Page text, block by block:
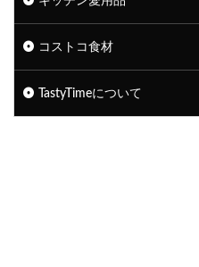
コストコ食材
TastyTimeについて